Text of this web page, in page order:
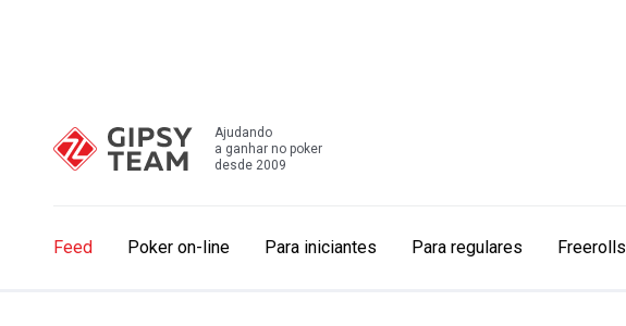
Ajudando
a ganhar no poker
desde 2009
Feed Poker on-line Para iniciantes Para regulares Freerolls